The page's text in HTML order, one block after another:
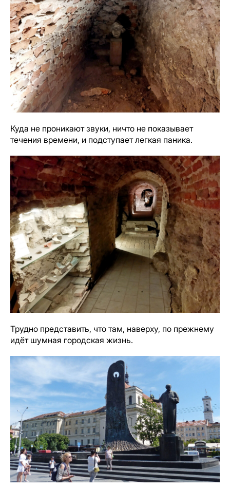
Куда не проникают звуки, ничто не показывает
течения времени, и подступает легкая паника.
Трудно представить, что там, наверху, по прежнему
идёт шумная городская жизнь.